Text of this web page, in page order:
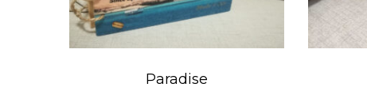
Paradise